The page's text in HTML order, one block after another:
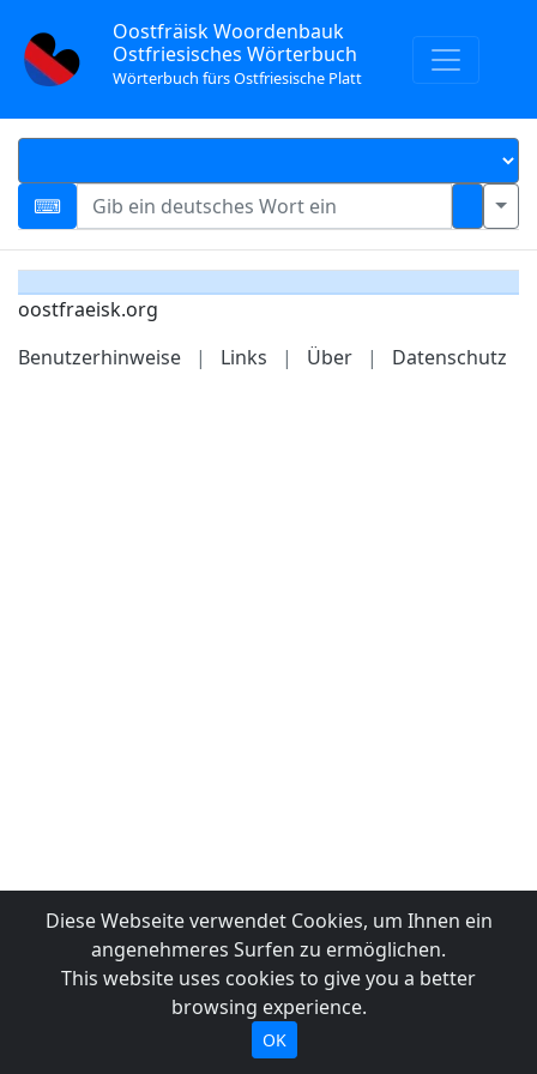
Oostfräisk Woordenbauk
Ostfriesisches Wörterbuch
Wörterbuch fürs Ostfriesische Platt
oostfraeisk.org
Benutzerhinweise
| Links | Über | Datenschutz
Diese Webseite verwendet Cookies, um Ihnen ein
angenehmeres Surfen zu ermöglichen.
This website uses cookies to give you a better
browsing experience.
OK